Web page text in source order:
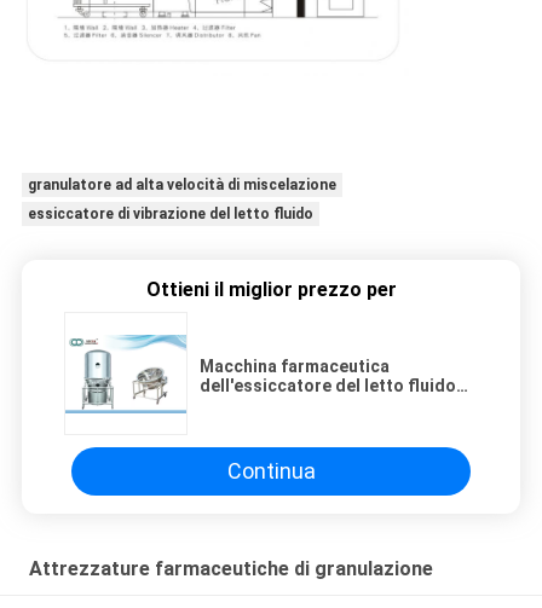
granulatore ad alta velocità di miscelazione
essiccatore di vibrazione del letto fluido
Ottieni il miglior prezzo per
Macchina farmaceutica
dell'essiccatore del letto fluido
Continua
Attrezzature farmaceutiche di granulazione